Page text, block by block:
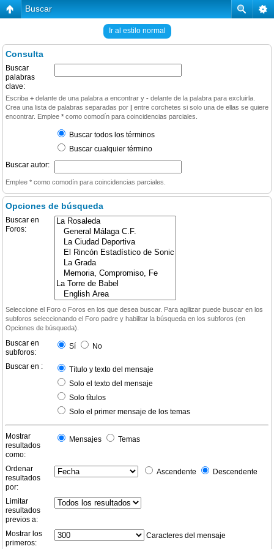
Buscar
Ir al estilo normal
Consulta
Buscar
palabras
clave:
Escriba + delante de una palabra a encontrar y - delante de la palabra para excluirla.
Crea una lista de palabras separadas por | entre corchetes si solo una de ellas se quiere
encontrar. Emplee * como comodín para coincidencias parciales.
Buscar todos los términos
Buscar cualquier término
Buscar autor:
Emplee * como comodín para coincidencias parciales.
Opciones de búsqueda
Buscar en
Foros:
Seleccione el Foro o Foros en los que desea buscar. Para agilizar puede buscar en los
subforos seleccionando el Foro padre y habilitar la búsqueda en los subforos (en
Opciones de búsqueda).
Buscar en
subforos:
Sí No
Buscar en :
Título y texto del mensaje
Solo el texto del mensaje
Solo títulos
Solo el primer mensaje de los temas
Mostrar
resultados
como:
Mensajes Temas
Ordenar
resultados
por:
Ascendente Descendente
Limitar
resultados
previos a:
Mostrar los
primeros:
Caracteres del mensaje